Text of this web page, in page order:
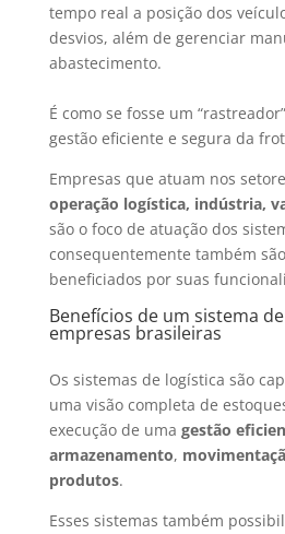
tempo real a posição dos
desvios, além de gerenciar
abastecimento.
É como se fosse um
gestão eficiente e segura da
Empresas que atuam nos
operação logística, indústria,
são o foco de atuação dos
consequentemente também
beneficiados por suas
Benefícios de um sistema
empresas brasileiras
Os sistemas de logística são
uma visão completa de
execução de uma gestão
armazenamento,
produtos.
Esses sistemas também